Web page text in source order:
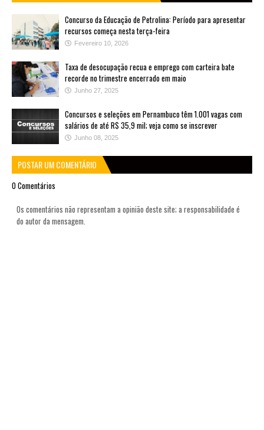
Concurso da Educação de Petrolina: Período para apresentar
recursos começa nesta terça-feira
Fevereiro 10, 2026
Taxa de desocupação recua e emprego com carteira bate
recorde no trimestre encerrado em maio
Junho 27, 2025
Concursos e seleções em Pernambuco têm 1.001 vagas com
salários de até R$ 35,9 mil; veja como se inscrever
Junho 08, 2025
POSTAR UM COMENTÁRIO
0 Comentários
Os comentários não representam a opinião deste site; a responsabilidade é
do autor da mensagem.